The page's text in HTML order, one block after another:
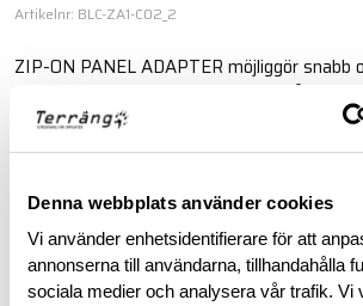
Denna webbplats använder cookies
Vi använder enhetsidentifierare för att
annonserna till användarna, tillhandahålla
sociala medier och analysera vår trafik. Vi
Artikelnr: BLC-ZA1-C02_2
ZIP-ON PANEL ADAPTER möjliggör snabb
fastsättning av ZIP-ON PANELS på LVS™
och andra kompatibla plattbärare.
BESKRIVNING